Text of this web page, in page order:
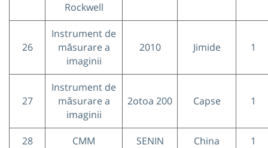
Rockwell
26
Instrument de
măsurare a
imaginii
2010 Jimide 1
27
Instrument de
măsurare a
imaginii
2otoa 200 Capse 1
28 CMM SENIN China 1